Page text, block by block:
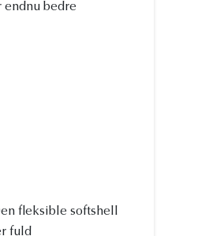
endnu bedre
fleksible softshell
fuld